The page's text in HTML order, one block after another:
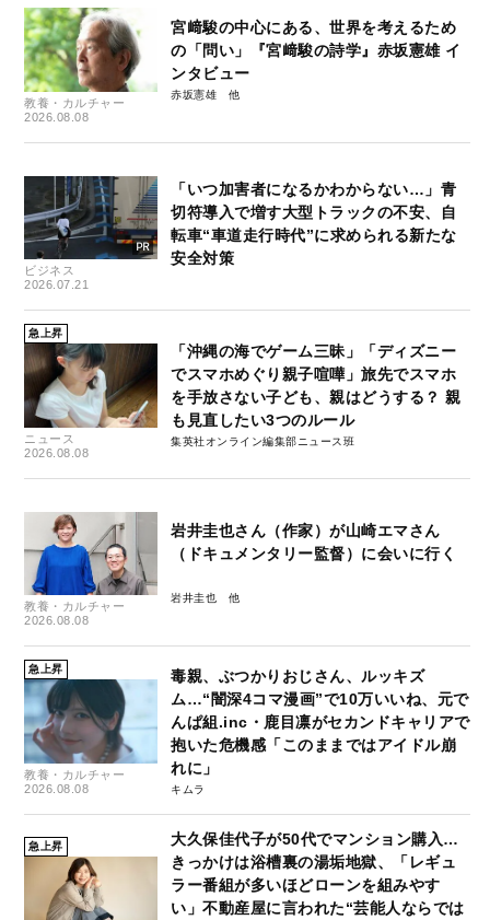
教養・カルチャー
2026.08.08
宮﨑駿の中心にある、世界を考えるため
の「問い」『宮﨑駿の詩学』赤坂憲雄 イ
ンタビュー
赤坂憲雄
ビジネス
2026.07.21
「いつ加害者になるかわからない…」青
切符導入で増す大型トラックの不安、自
転車“車道走行時代”に求められる新たな
安全対策
急上昇
ニュース
2026.08.08
「沖縄の海でゲーム三昧」「ディズニー
でスマホめぐり親子喧嘩」旅先でスマホ
を手放さない子ども、親はどうする？ 親
も見直したい3つのルール
集英社オンライン編集部ニュース班
教養・カルチャー
2026.08.08
岩井圭也さん（作家）が山崎エマさん
（ドキュメンタリー監督）に会いに行く
岩井圭也
急上昇
教養・カルチャー
2026.08.08
毒親、ぶつかりおじさん、ルッキズ
ム…“闇深4コマ漫画”で10万いいね、元で
んぱ組.inc・鹿目凛がセカンドキャリアで
抱いた危機感「このままではアイドル崩
れに」
キムラ
急上昇
大久保佳代子が50代でマンション購入…
きっかけは浴槽裏の湯垢地獄、「レギュ
ラー番組が多いほどローンを組みやす
い」不動産屋に言われた“芸能人ならでは